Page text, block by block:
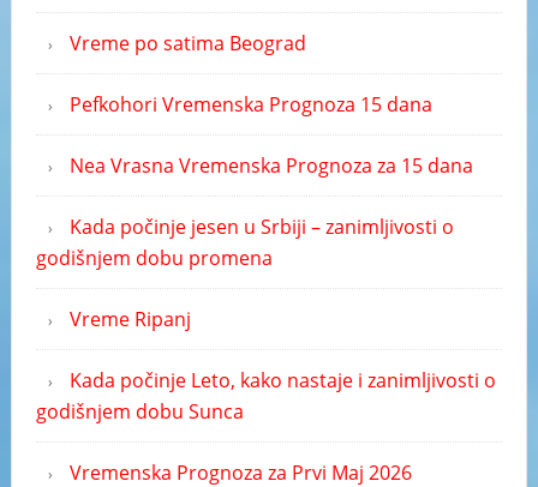
Vreme po satima Beograd
Pefkohori Vremenska Prognoza 15 dana
Nea Vrasna Vremenska Prognoza za 15 dana
Kada počinje jesen u Srbiji – zanimljivosti o
godišnjem dobu promena
Vreme Ripanj
Kada počinje Leto, kako nastaje i zanimljivosti o
godišnjem dobu Sunca
Vremenska Prognoza za Prvi Maj 2026